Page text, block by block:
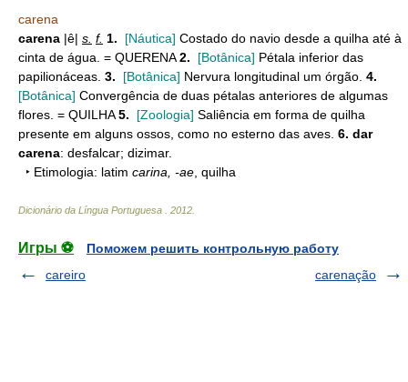
carena
carena |ê| s. f. 1. [Náutica] Costado do navio desde a quilha até à
cinta de água. = QUERENA2. [Botânica] Pétala inferior das
papilionáceas. 3. [Botânica] Nervura longitudinal um órgão. 4.
[Botânica] Convergência de duas pétalas anteriores de algumas
flores. = QUILHA5. [Zoologia] Saliência em forma de quilha
presente em alguns ossos, como no esterno das aves. 6. dar
carena: desfalcar; dizimar.
‣ Etimologia: latim carina, -ae , quilha
Dicionário da Língua Portuguesa 2012
Игры ⚽
Поможем решить контрольную работу
careiro
carenação